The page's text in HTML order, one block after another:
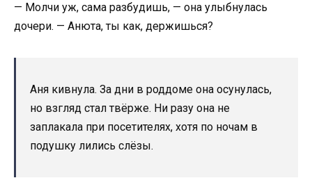
— Молчи уж, сама разбудишь, — она улыбнулась
дочери. — Анюта, ты как, держишься?
Аня кивнула. За дни в роддоме она осунулась,
но взгляд стал твёрже. Ни разу она не
заплакала при посетителях, хотя по ночам в
подушку лились слёзы.